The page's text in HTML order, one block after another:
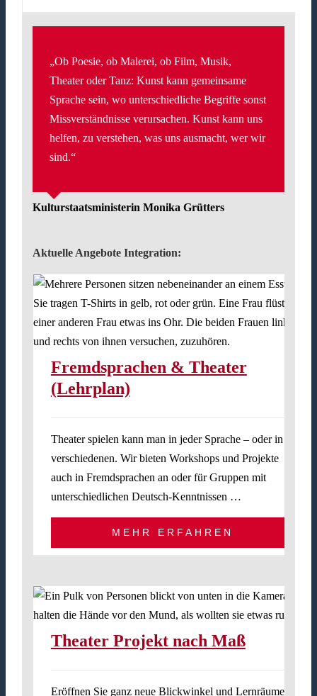
„Ob Poesie, ob Malerei, ob Film, Musik,
Theater oder Tanz: Kunst kann gemeinsame
Sprache sein, wo unterschiedliche Begriffe sonst
Missverständnisse verursachen. Kunst kann uns
helfen, zu verstehen, was uns ausmacht, wer wir
sind.“
Kulturstaatsministerin Monika Grütters
Aktuelle Angebote Integration:
Fremdsprachen & Theater
(Lehrplan)
Theater spielen kann man in jeder Sprache – oder in
verschiedenen. Wir bieten Workshops und Projekte
auch in Fremdsprachen an oder für Gruppen mit
unterschiedlichen Deutsch-Kenntnissen …
MEHR ERFAHREN
Theater Projekt nach Maß
Eröffnen Sie ganz neue Blickwinkel und Lernräume